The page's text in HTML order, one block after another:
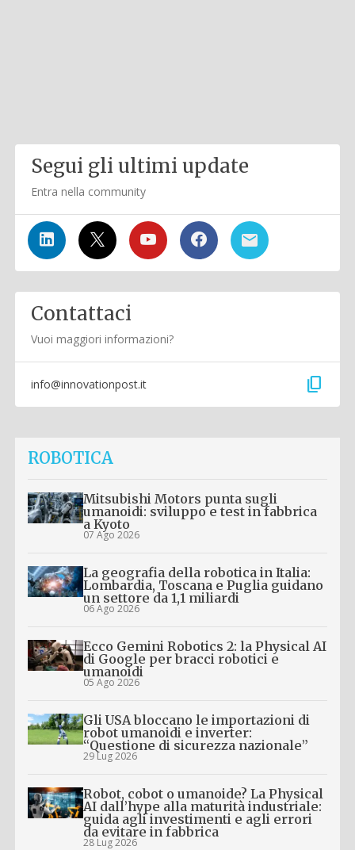
Segui gli ultimi update
Entra nella community
Contattaci
Vuoi maggiori informazioni?
info@innovationpost.it content_copy
ROBOTICA
Mitsubishi Motors punta sugli
umanoidi: sviluppo e test in fabbrica
a Kyoto
07 Ago 2026
La geografia della robotica in Italia:
Lombardia, Toscana e Puglia guidano
un settore da 1,1 miliardi
06 Ago 2026
Ecco Gemini Robotics 2: la Physical AI
di Google per bracci robotici e
umanoidi
05 Ago 2026
Gli USA bloccano le importazioni di
robot umanoidi e inverter:
“Questione di sicurezza nazionale”
29 Lug 2026
Robot, cobot o umanoide? La Physical
AI dall’hype alla maturità industriale:
guida agli investimenti e agli errori
da evitare in fabbrica
28 Lug 2026